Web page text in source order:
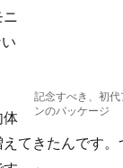
記念すべき、初代
ンのパッケージ
体
てきたんです。